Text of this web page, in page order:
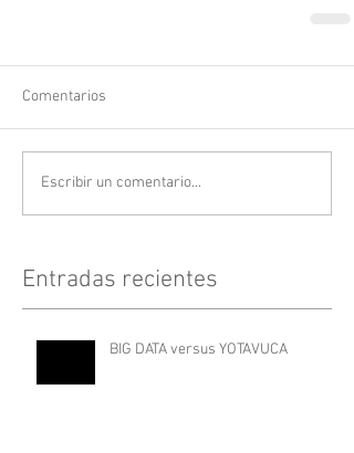
Comentarios
Escribir un comentario...
Entradas recientes
BIG DATA versus YOTAVUCA